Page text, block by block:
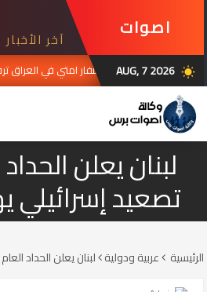
اصوات
برس
آخر الأخبار
wb_sunny
AUG, 7 2026AUG 07, استنفار امتي في العراق ترقبا لرد
لبنان يعلن
تصعيد إسرائيلي
الرئيسية عربية ودولية لبنان يعلن الحداد